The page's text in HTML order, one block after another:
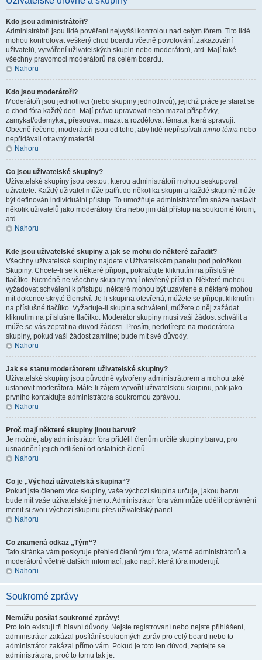
Kdo jsou administrátoři?
Administrátoři jsou lidé pověření nejvyšší kontrolou nad celým fórem. Tito lidé
mohou kontrolovat veškerý chod boardu včetně povolování, zakazování
uživatelů, vytváření uživatelských skupin nebo moderátorů, atd. Mají také
všechny pravomoci moderátorů na celém boardu.
Nahoru
Kdo jsou moderátoři?
Moderátoři jsou jednotlivci (nebo skupiny jednotlivců), jejichž práce je starat se
o chod fóra každý den. Mají právo upravovat nebo mazat příspěvky,
zamykat/odemykat, přesouvat, mazat a rozdělovat témata, která spravují.
Obecně řečeno, moderátoři jsou od toho, aby lidé nepřispívali mimo téma nebo
nepřidávali otravný materiál.
Nahoru
Co jsou uživatelské skupiny?
Uživatelské skupiny jsou cestou, kterou administrátoři mohou seskupovat
uživatele. Každý uživatel může patřit do několika skupin a každé skupině může
být definován individuální přístup. To umožňuje administrátorům snáze nastavit
několik uživatelů jako moderátory fóra nebo jim dát přístup na soukromé fórum,
atd.
Nahoru
Kde jsou uživatelské skupiny a jak se mohu do některé zařadit?
Všechny uživatelské skupiny najdete v Uživatelském panelu pod položkou
Skupiny. Chcete-li se k některé připojit, pokračujte kliknutím na příslušné
tlačítko. Nicméně ne všechny skupiny mají otevřený přístup. Některé mohou
vyžadovat schválení k přístupu, některé mohou být uzavřené a některé mohou
mít dokonce skryté členství. Je-li skupina otevřená, můžete se připojit kliknutím
na příslušné tlačítko. Vyžaduje-li skupina schválení, můžete o něj zažádat
kliknutím na příslušné tlačítko. Moderátor skupiny musí vaši žádost schválit a
může se vás zeptat na důvod žádosti. Prosím, nedotírejte na moderátora
skupiny, pokud vaši žádost zamítne; bude mít své důvody.
Nahoru
Jak se stanu moderátorem uživatelské skupiny?
Uživatelské skupiny jsou původně vytvořeny administrátorem a mohou také
ustanovit moderátora. Máte-li zájem vytvořit uživatelskou skupinu, pak jako
prvního kontaktujte administrátora soukromou zprávou.
Nahoru
Proč mají některé skupiny jinou barvu?
Je možné, aby administrátor fóra přidělil členům určité skupiny barvu, pro
usnadnění jejich odlišení od ostatních členů.
Nahoru
Co je „Výchozí uživatelská skupina“?
Pokud jste členem více skupiny, vaše výchozí skupina určuje, jakou barvu
bude mít vaše uživatelské jméno. Administrátor fóra vám může udělit oprávnění
menit si svou výchozí skupinu přes uživatelský panel.
Nahoru
Co znamená odkaz „Tým“?
Tato stránka vám poskytuje přehled členů týmu fóra, včetně administrátorů a
moderátorů včetně dalších informací, jako např. která fóra moderují.
Nahoru
Soukromé zprávy
Nemůžu posílat soukromé zprávy!
Pro toto existují tři hlavní důvody. Nejste registrovaní nebo nejste přihlášení,
administrátor zakázal posílání soukromých zpráv pro celý board nebo to
administrátor zakázal přímo vám. Pokud je toto ten důvod, zeptejte se
administrátora, proč to tomu tak je.